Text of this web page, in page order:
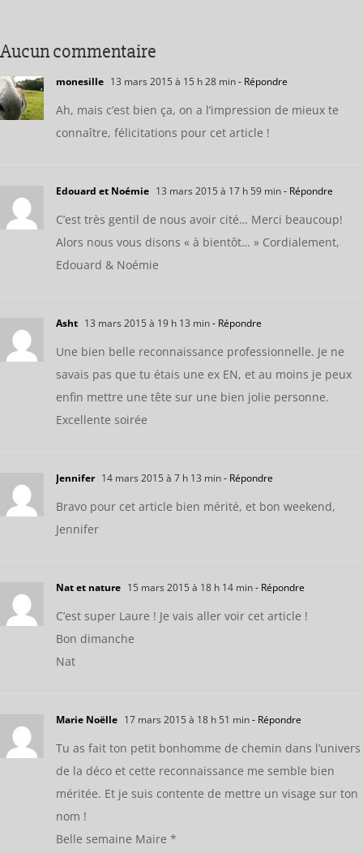
Aucun commentaire
monesille 13 mars 2015 à 15 h 28 min- Répondre
Ah, mais c’est bien ça, on a l’impression de mieux te
connaître, félicitations pour cet article !
Edouard et Noémie 13 mars 2015 à 17 h 59 min- Répondre
C’est très gentil de nous avoir cité… Merci beaucoup!
Alors nous vous disons « à bientôt… » Cordialement,
Edouard & Noémie
Asht 13 mars 2015 à 19 h 13 min- Répondre
Une bien belle reconnaissance professionnelle. Je ne
savais pas que tu étais une ex EN, et au moins je peux
enfin mettre une tête sur une bien jolie personne.
Excellente soirée
Jennifer 14 mars 2015 à 7 h 13 min- Répondre
Bravo pour cet article bien mérité, et bon weekend,
Jennifer
Nat et nature 15 mars 2015 à 18 h 14 min- Répondre
C’est super Laure ! Je vais aller voir cet article !
Bon dimanche
Nat
Marie Noëlle 17 mars 2015 à 18 h 51 min- Répondre
Tu as fait ton petit bonhomme de chemin dans l’univers
de la déco et cette reconnaissance me semble bien
méritée. Et je suis contente de mettre un visage sur ton
nom !
Belle semaine Maire *